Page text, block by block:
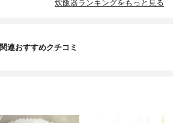
炊飯器ランキングをもっと見る
関連おすすめクチコミ